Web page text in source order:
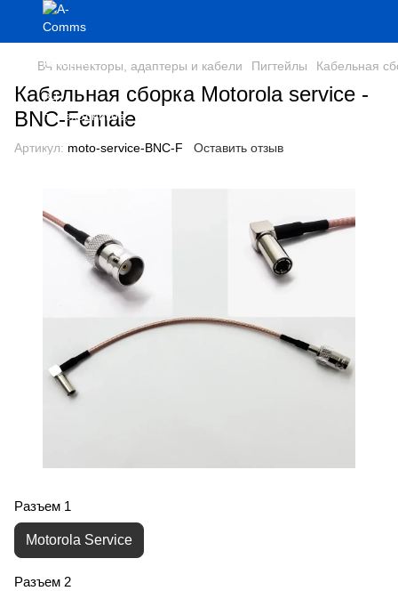
ВЧ коннекторы, адаптеры и кабели Пигтейлы Кабельная
Кабельная сборка Motorola service -
BNC-Female
Артикул: moto-service-BNC-F Оставить отзыв
Разъем 1
Motorola Service
Разъем 2